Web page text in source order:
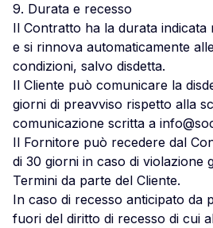
9. Durata e recesso
Il Contratto ha la durata
e si rinnova automaticamente
condizioni, salvo disdetta.
Il Cliente può comunicare la
giorni di preavviso rispetto alla
comunicazione scritta a
Il Fornitore può recedere dal
di 30 giorni in caso di violazione
Termini da parte del Cliente.
In caso di recesso anticipato da
fuori del diritto di recesso di cui